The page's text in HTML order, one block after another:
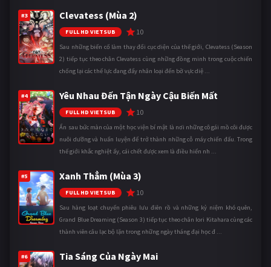
#3 Clevatess (Mùa 2)
FULL HD VIETSUB 10
Sau những biến cố làm thay đổi cục diện của thế giới, Clevatess (Season
2) tiếp tục theo chân Clevatess cùng những đồng minh trong cuộc chiến
chống lại các thế lực đang đẩy nhân loại đến bờ vực diệ ...
#4 Yêu Nhau Đến Tận Ngày Cậu Biến Mất
FULL HD VIETSUB 10
Ẩn sau bức màn của một học viện bí mật là nơi những cô gái mồ côi được
nuôi dưỡng và huấn luyện để trở thành những cỗ máy chiến đấu. Trong
thế giới khắc nghiệt ấy, cái chết được xem là điều hiển nh ...
#5 Xanh Thẳm (Mùa 3)
FULL HD VIETSUB 10
Sau hàng loạt chuyến phiêu lưu điên rồ và những kỷ niệm khó quên,
Grand Blue Dreaming (Season 3) tiếp tục theo chân Iori Kitahara cùng các
thành viên câu lạc bộ lặn trong những ngày tháng đại học đ ...
#6 Tia Sáng Của Ngày Mai